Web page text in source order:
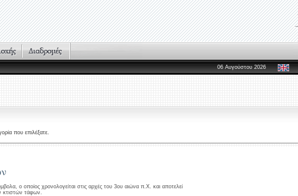
06 Αυγούστου 2026
που επιλέξατε.
ο οποίος χρονολογείται στις αρχές του 3ου αιώνα π.Χ. και αποτελεί
κτιστών τάφων.